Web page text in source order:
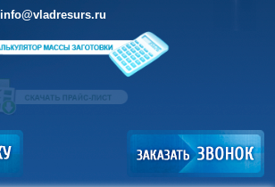
info@vladresurs.ru